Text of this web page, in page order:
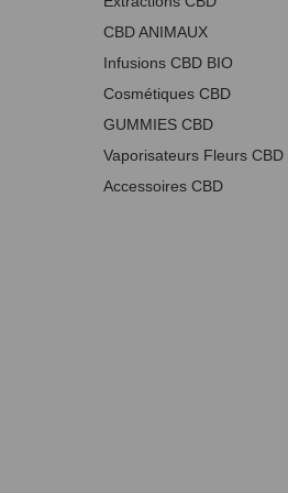
CBD ANIMAUX
Infusions CBD BIO
Cosmétiques CBD
GUMMIES CBD
Vaporisateurs Fleurs CBD
Accessoires CBD